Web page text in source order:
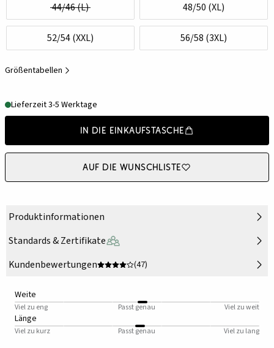
44/46 (L) 48/50 (XL)
52/54 (XXL) 56/58 (3XL)
Größentabellen
Lieferzeit 3-5 Werktage
In die Einkaufstasche
Auf die Wunschliste
Produktinformationen
Standards & Zertifikate
Kundenbewertungen
(47)
Weite
Viel zu eng Passt genau Viel zu weit
Länge
Viel zu kurz Passt genau Viel zu lang